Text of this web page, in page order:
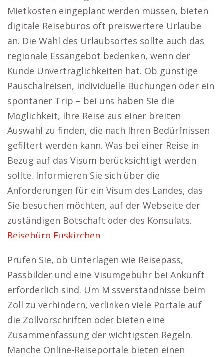
Mietkosten eingeplant werden müssen, bieten
digitale Reisebüros oft preiswertere Urlaube
an. Die Wahl des Urlaubsortes sollte auch das
regionale Essangebot bedenken, wenn der
Kunde Unverträglichkeiten hat. Ob günstige
Pauschalreisen, individuelle Buchungen oder ein
spontaner Trip – bei uns haben Sie die
Möglichkeit, Ihre Reise aus einer breiten
Auswahl zu finden, die nach Ihren Bedürfnissen
gefiltert werden kann. Was bei einer Reise in
Bezug auf das Visum berücksichtigt werden
sollte. Informieren Sie sich über die
Anforderungen für ein Visum des Landes, das
Sie besuchen möchten, auf der Webseite der
zuständigen Botschaft oder des Konsulats.
Reisebüro Euskirchen
Prüfen Sie, ob Unterlagen wie Reisepass,
Passbilder und eine Visumgebühr bei Ankunft
erforderlich sind. Um Missverständnisse beim
Zoll zu verhindern, verlinken viele Portale auf
die Zollvorschriften oder bieten eine
Zusammenfassung der wichtigsten Regeln.
Manche Online-Reiseportale bieten einen